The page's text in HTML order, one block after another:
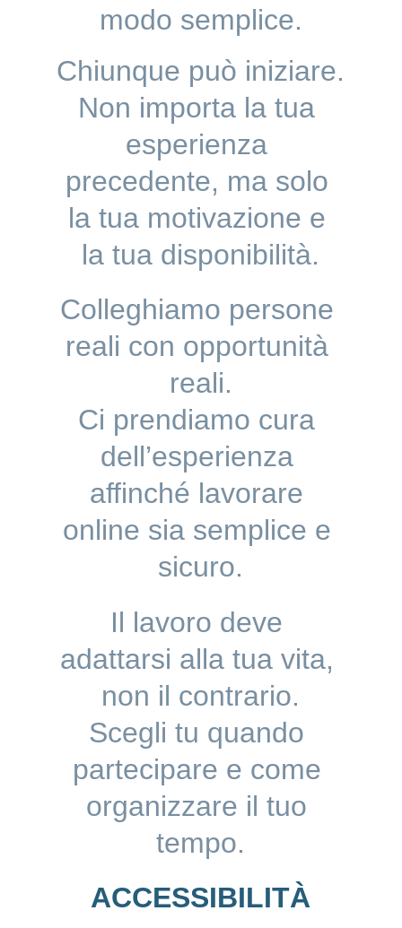
ACCESSIBILITÀ
modo semplice.
Chiunque può iniziare.
Non importa la tua
esperienza
precedente, ma solo
la tua motivazione e
la tua disponibilità.
Il lavoro deve
adattarsi alla tua vita,
non il contrario.
Scegli tu quando
partecipare e come
organizzare il tuo
tempo.
Colleghiamo persone
reali con opportunità
reali.
Ci prendiamo cura
dell’esperienza
affinché lavorare
online sia semplice e
sicuro.